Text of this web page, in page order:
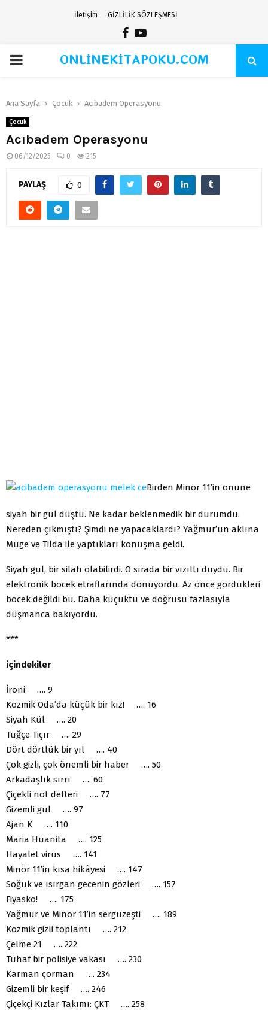
İletişim GİZLİLİK SÖZLEŞMESİ
Facebook
Youtube
PRIMARYONLİNEKİTAPOKU.COM
Ana Sayfa Çocuk Acıbadem Operasyonu
Çocuk
Acıbadem Operasyonu
06/12/2025 0 215
PAYLAŞ 0
Birden Minör 11’in önüne
siyah bir gül düştü. Ne kadar beklenmedik bir durumdu.
Nereden çıkmıştı? Şimdi ne yapacaklardı? Yağmur’un aklına
Müge ve Tilda ile yaptıkları konuşma geldi.
Siyah gül, bir silah olabilirdi. O sırada bir vızıltı duydu. Bir
elektronik böcek etraflarında dönüyordu. Az önce gördükleri
böcek değildi bu. Daha küçüktü ve doğrusu fazlasıyla
düşmanca bakıyordu.
***
içindekiler
İroni …. 9
Kozmik Oda’da küçük bir kız! …. 16
Siyah Kül …. 20
Tuğçe Tiçır …. 29
Dört dörtlük bir yıl …. 40
Çok gizli, çok önemli bir haber …. 50
Arkadaşlık sırrı …. 60
Çiçekli not defteri …. 77
Gizemli gül …. 97
Ajan K …. 110
Maria Huanita …. 125
Hayalet virüs …. 141
Minör 11’in kısa hikâyesi …. 147
Soğuk ve ısırgan gecenin gözleri …. 157
Fiyasko! …. 175
Yağmur ve Minör 11’in sergüzeşti …. 189
Kozmik gizli toplantı …. 212
Çelme 21 …. 222
Tuhaf bir polisiye vakası …. 230
Karman çorman …. 234
Gizemli bir keşif …. 246
Çiçekçi Kızlar Takımı: ÇKT …. 258